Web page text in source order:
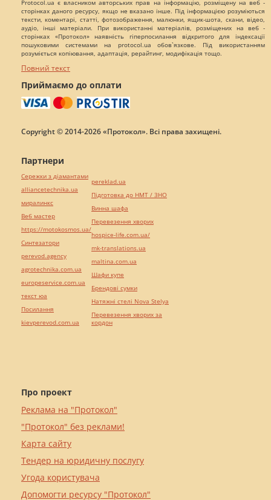
Protocol.ua є власником авторських прав на інформацію, розміщену на веб -
сторінках даного ресурсу, якщо не вказано інше. Під інформацією розуміються
тексти, коментарі, статті, фотозображення, малюнки, ящик-шота, скани, відео,
аудіо, інші матеріали. При використанні матеріалів, розміщених на веб -
сторінках «Протокол» наявність гіперпосилання відкритого для індексації
пошуковими системами на protocol.ua обов`язкове. Під використанням
розуміється копіювання, адаптація, рерайтинг, модифікація тощо.
Повний текст
Приймаємо до оплати
Copyright © 2014-2026 «Протокол». Всі права захищені.
Про проект
Реклама на "Протокол"
"Протокол" без реклами!
Карта сайту
Тендер на юридичну послугу
Угода користувача
Допомогти ресурсу "Протокол"
Партнери
Сережки з діамантами
alliancetechnika.ua
миралинкс
Веб мастер
https://motokosmos.ua/
Синтезатори
perevod.agency
agrotechnika.com.ua
europeservice.com.ua
текст юа
Посилання
kievperevod.com.ua
pereklad.ua
Підготовка до НМТ / ЗНО
Винна шафа
Перевезення хворих
hospice-life.com.ua/
mk-translations.ua
maltina.com.ua
Шафи купе
Брендові сумки
Натяжні стелі Nova Stelya
Перевезення хворих за
кордон